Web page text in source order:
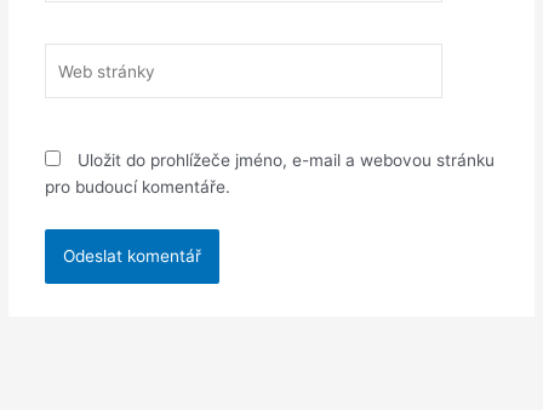
stránky
Uložit do prohlížeče jméno, e-mail a webovou stránku
pro budoucí komentáře.